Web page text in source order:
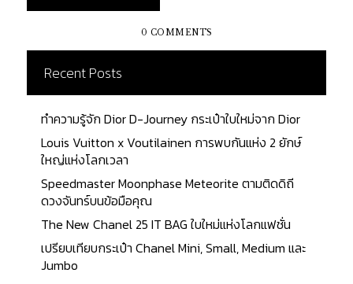
ควันทำงาน ลุคไปปาร์ตี้ หรือจะลุคทางการ รองเท้าส้น
สูงก็ถือเป็นอีกหนึ่ง ITEM ที่เราต้องมี ซึ่งวันนี้เราจะพา
คุณไปรู้จักกับ รองเท้าส้นสูงแบรนด์เนม ที่เป็น Top 5
ของวงการรองเท้าส้นสูง จะมีคู่ไหนน่าสนใจบ้าง เราลอง
มาทำเช็คลิสไปพร้อมกันค่ะ Manolo Blahnik Hangisi
Satin Pump รองเท้าที่ได้รับความนิยมและเป็นกระแส
สุดฮอต เมื่อรองเท้าปรากฎอยู่ในฉากของซีรี่ส์อันโด่งดัง
ในช่วงยุค 2000 เรื่อง Sex and The City จุดเด่นของ
รองเท้า Manolo Blahnik Hangisi Satin Pump คือ
วัสดุที่ใช้ทำรองเท้าเป็นผ้าไหม Satin ประดับตกแต่งด้วย
หัวเข็มขัดโดยใช้คริสตัลคุณภาพสูงทั้งหมด 144 ชิ้น
โดยคริสตัลที่ประดับรองเท้านี้ได้รับแรงบันดาลใจมาจาก
ภาพวาดในช่วงปลายศตวรรษที่ 19 ผู้หญิงในสังคม
ยุโรปที่บางคนสวมรองเท้าแบบมีหัวเข็มขัดติดที่ปลาย
รองเท้า ราคาของรองเท้าคู่นี้อยู่ที่ประมาณ 45,000
0 COMMENTS
Recent Posts
ทำความรู้จัก Dior D-Journey กระเป๋าใบใหม่จาก Dior
Louis Vuitton x Voutilainen การพบกันแห่ง 2 ยักษ์
ใหญ่แห่งโลกเวลา
Speedmaster Moonphase Meteorite ตามติดดิถี
ดวงจันทร์บนข้อมือคุณ
The New Chanel 25 IT BAG ใบใหม่แห่งโลกแฟชั่น
เปรียบเทียบกระเป๋า Chanel Mini, Small, Medium และ
Jumbo